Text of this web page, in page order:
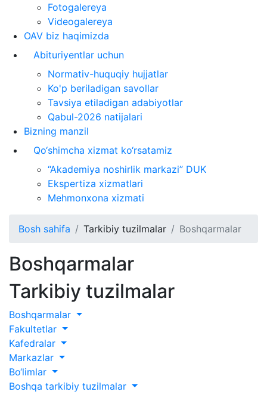
Fotogalereya
Videogalereya
OAV biz haqimizda
Abituriyentlar uchun
Normativ-huquqiy hujjatlar
Ko'p beriladigan savollar
Tavsiya etiladigan adabiyotlar
Qabul-2026 natijalari
Bizning manzil
Qo‘shimcha xizmat ko‘rsatamiz
“Akademiya noshirlik markazi” DUK
Ekspertiza xizmatlari
Mehmonxona xizmati
Bosh sahifa Tarkibiy tuzilmalar Boshqarmalar
Boshqarmalar
Tarkibiy tuzilmalar
Boshqarmalar
Fakultetlar
Kafedralar
Markazlar
Bo‘limlar
Boshqa tarkibiy tuzilmalar